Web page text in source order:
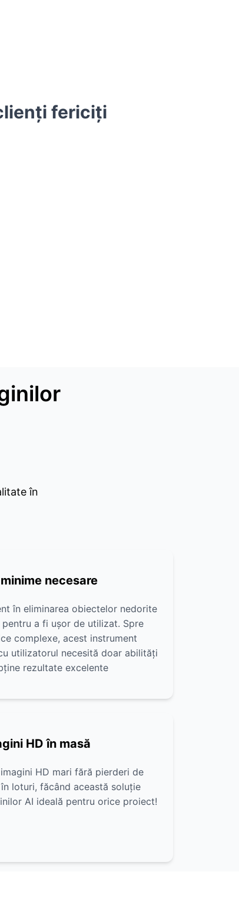
fericiți
în
necesare
în eliminarea obiectelor nedorite
a fi ușor de utilizat. Spre
complexe, acest instrument
utilizatorul necesită doar abilități
rezultate excelente
HD în masă
HD mari fără pierderi de
loturi, făcând această soluție
AI ideală pentru orice proiect!